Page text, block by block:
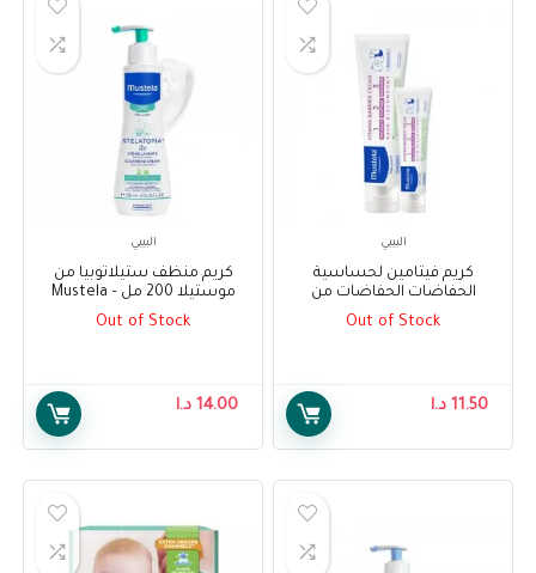
البيبي
كريم فيتامين لحساسية
الحفاضات الحفاضات من
Out of Stock
11.50 د.ا
البيبي
كريم منظف ستيلاتوبيا من
موستيلا 200 مل – Mustela
Stelatopia Cleansing Cream
Out of Stock
14.00 د.ا